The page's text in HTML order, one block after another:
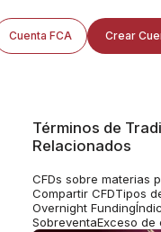
Cuenta FCA Crear
Términos de
Relacionados
CFDs sobre materias
Compartir CFDTipos
Overnight Funding
SobreventaExceso de